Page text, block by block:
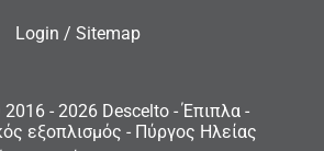
Login / Sitemap
- 2026 Descelto - Έπιπλα -
εξοπλισμός - Πύργος Ηλείας